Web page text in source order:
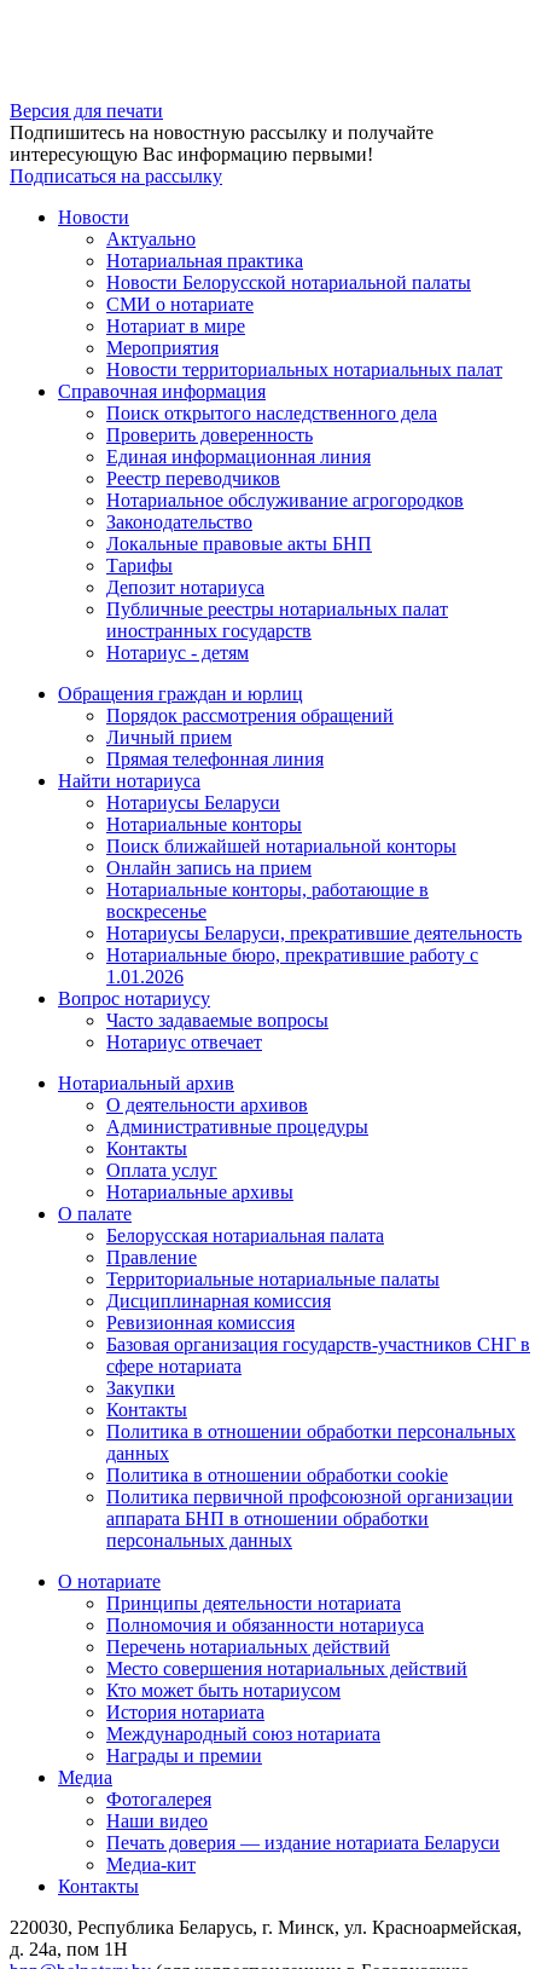
Версия для печати
Подпишитесь на новостную рассылку и получайте
интересующую Вас информацию первыми!
Подписаться на рассылку
Новости
Актуально
Нотариальная практика
Новости Белорусской нотариальной палаты
СМИ о нотариате
Нотариат в мире
Мероприятия
Новости территориальных нотариальных палат
Справочная информация
Поиск открытого наследственного дела
Проверить доверенность
Единая информационная линия
Реестр переводчиков
Нотариальное обслуживание агрогородков
Законодательство
Локальные правовые акты БНП
Тарифы
Депозит нотариуса
Публичные реестры нотариальных палат
иностранных государств
Нотариус - детям
Обращения граждан и юрлиц
Порядок рассмотрения обращений
Личный прием
Прямая телефонная линия
Найти нотариуса
Нотариусы Беларуси
Нотариальные конторы
Поиск ближайшей нотариальной конторы
Онлайн запись на прием
Нотариальные конторы, работающие в
воскресенье
Нотариусы Беларуси, прекратившие деятельность
Нотариальные бюро, прекратившие работу с
1.01.2026
Вопрос нотариусу
Часто задаваемые вопросы
Нотариус отвечает
Нотариальный архив
О деятельности архивов
Административные процедуры
Контакты
Оплата услуг
Нотариальные архивы
О палате
Белорусская нотариальная палата
Правление
Территориальные нотариальные палаты
Дисциплинарная комиссия
Ревизионная комиссия
Базовая организация государств-участников СНГ в
сфере нотариата
Закупки
Контакты
Политика в отношении обработки персональных
данных
Политика в отношении обработки cookie
Политика первичной профсоюзной организации
аппарата БНП в отношении обработки
персональных данных
О нотариате
Принципы деятельности нотариата
Полномочия и обязанности нотариуса
Перечень нотариальных действий
Место совершения нотариальных действий
Кто может быть нотариусом
История нотариата
Международный союз нотариата
Награды и премии
Медиа
Фотогалерея
Наши видео
Печать доверия — издание нотариата Беларуси
Медиа-кит
Контакты
220030, Республика Беларусь, г. Минск, ул. Красноармейская,
д. 24а, пом 1Н